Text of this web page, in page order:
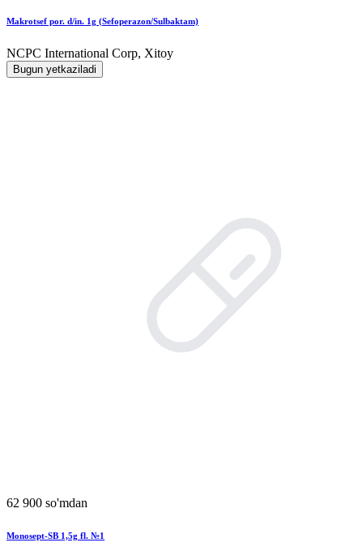
Makrotsef por. d/in. 1g (Sefoperazon/Sulbaktam)
NCPC International Corp, Xitoy
Bugun yetkaziladi
62 900 so'mdan
Monosept-SB 1,5g fl. №1